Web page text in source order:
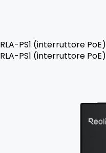
RLA-PS1 (interruttore PoE)
RLA-PS1 (interruttore PoE)